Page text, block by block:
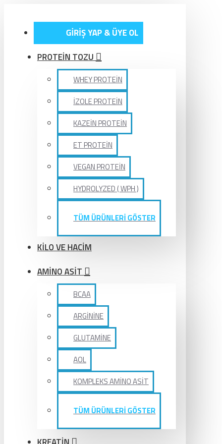
GİRİŞ YAP & ÜYE OL
PROTEİN TOZU
WHEY PROTEİN
İZOLE PROTEİN
KAZEİN PROTEİN
ET PROTEİN
VEGAN PROTEİN
HYDROLYZED ( WPH )
TÜM ÜRÜNLERİ GÖSTER
KİLO VE HACİM
AMİNO ASİT
BCAA
ARGİNİNE
GLUTAMİNE
AOL
KOMPLEKS AMİNO ASİT
TÜM ÜRÜNLERİ GÖSTER